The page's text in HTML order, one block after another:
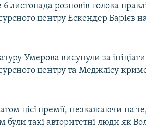
6 листопада розповів голова
центру Ескендер Барієв
Умерова висунули за
центру та Меджлісу
цієї премії, незважаючи на
були такі авторитетні люди як